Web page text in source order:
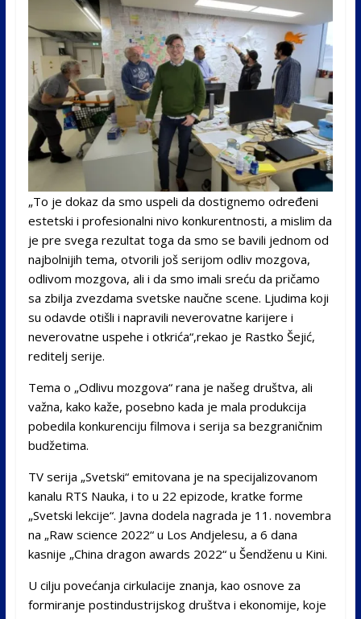
„To je dokaz da smo uspeli da dostignemo određeni
estetski i profesionalni nivo konkurentnosti, a mislim da
je pre svega rezultat toga da smo se bavili jednom od
najbolnijih tema, otvorili još serijom odliv mozgova,
odlivom mozgova, ali i da smo imali sreću da pričamo
sa zbilja zvezdama svetske naučne scene. Ljudima koji
su odavde otišli i napravili neverovatne karijere i
neverovatne uspehe i otkrića“,rekao je Rastko Šejić,
reditelj serije.
Tema o „Odlivu mozgova“ rana je našeg društva, ali
važna, kako kaže, posebno kada je mala produkcija
pobedila konkurenciju filmova i serija sa bezgraničnim
budžetima.
TV serija „Svetski“ emitovana je na specijalizovanom
kanalu RTS Nauka, i to u 22 epizode, kratke forme
„Svetski lekcije“. Javna dodela nagrada je 11. novembra
na „Raw science 2022“ u Los Andjelesu, a 6 dana
kasnije „China dragon awards 2022“ u Šendženu u Kini.
U cilju povećanja cirkulacije znanja, kao osnove za
formiranje postindustrijskog društva i ekonomije, koje